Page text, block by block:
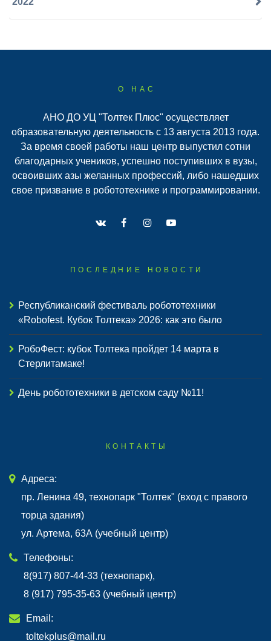
О НАС
АНО ДО УЦ "Толтек Плюс" осуществляет
образовательную деятельность с 13 августа 2013 года.
За время своей работы наш центр выпустил сотни
благодарных учеников, успешно поступивших в вузы,
освоивших азы желанных профессий, либо нашедших
свое призвание в робототехнике и программировании.
ПОСЛЕДНИЕ НОВОСТИ
Республиканский фестиваль робототехники
«Robofest. Кубок Толтека» 2026: как это было
РобоФест: кубок Толтека пройдет 14 марта в
Стерлитамаке!
День робототехники в детском саду №11!
КОНТАКТЫ
Адреса:
пр. Ленина 49, технопарк "Толтек" (вход с правого
торца здания)
ул. Артема, 63А (учебный центр)
Телефоны:
8(917) 807-44-33 (технопарк),
8 (917) 795-35-63 (учебный центр)
Email:
toltekplus@mail.ru